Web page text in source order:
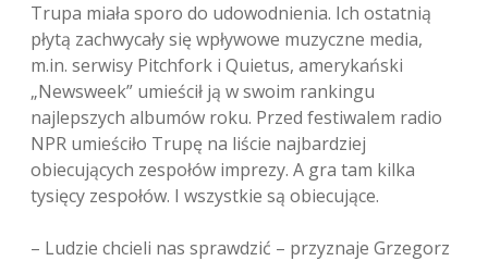
Trupa miała sporo do udowodnienia. Ich ostatnią
płytą zachwycały się wpływowe muzyczne media,
m.in. serwisy Pitchfork i Quietus, amerykański
„Newsweek” umieścił ją w swoim rankingu
najlepszych albumów roku. Przed festiwalem radio
NPR umieściło Trupę na liście najbardziej
obiecujących zespołów imprezy. A gra tam kilka
tysięcy zespołów. I wszystkie są obiecujące.
– Ludzie chcieli nas sprawdzić – przyznaje Grzegorz